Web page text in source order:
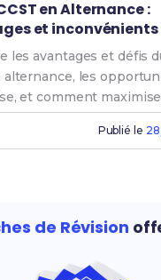
en Alternance :
et inconvénients
les avantages et défis
alternance, les
et comment
ton insertion
Publié le
de Révision